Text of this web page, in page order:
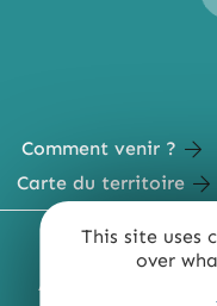
This site uses
over
Comment venir ?
Carte du territoire
MENTIONS
ACCESSIBILITÉ :